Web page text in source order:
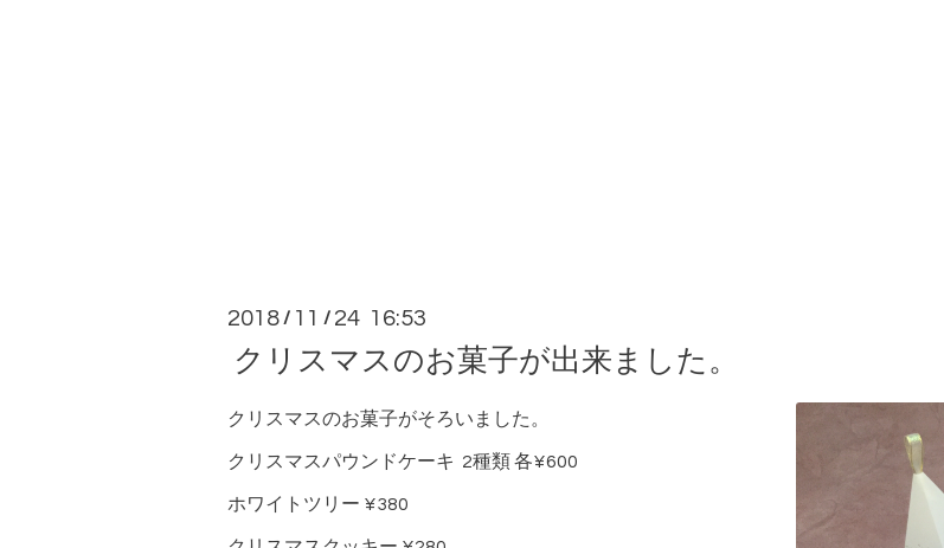
2018 / 11 / 24 16:53
クリスマスのお菓子が出来ました。
クリスマスのお菓子がそろいました。
クリスマスパウンドケーキ 2種類 各¥600
ホワイトツリー ¥380